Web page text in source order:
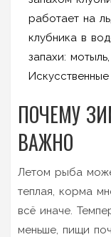
работает на
клубника в
запахи:
ПОЧЕМУ
ВАЖНО
Летом рыба
теплая, корма
всё иначе.
меньше, пищи